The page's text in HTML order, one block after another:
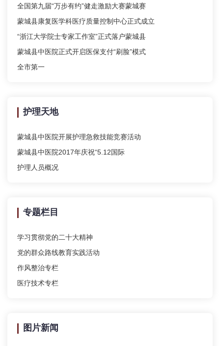
全国第九届“万步有约”健走激励大赛蒙城赛
蒙城县康复医学科医疗质量控制中心正式成立
“浙江大学院士专家工作室”正式落户蒙城县
蒙城县中医院正式开启医保支付“刷脸”模式
全市第一
护理天地
蒙城县中医院开展护理急救技能竞赛活动
蒙城县中医院2017年庆祝“5.12国际
护理人员概况
专题栏目
学习贯彻党的二十大精神
党的群众路线教育实践活动
作风整治专栏
医疗技术专栏
图片新闻